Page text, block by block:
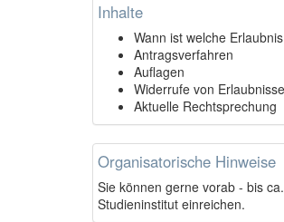
Inhalte
Wann ist welche
Antragsverfahren
Auflagen
Widerrufe von
Aktuelle Rechtsprechung
Organisatorische Hinweise
Sie können gerne vorab - bis
Studieninstitut einreichen.